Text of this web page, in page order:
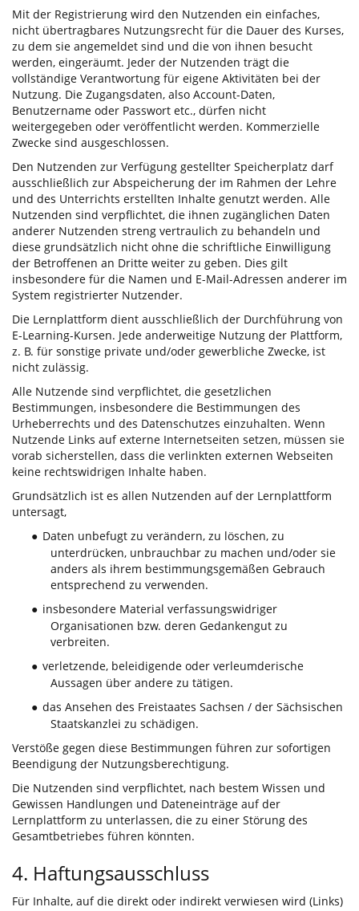
Mit der Registrierung wird den Nutzenden ein einfaches,
nicht übertragbares Nutzungsrecht für die Dauer des Kurses,
zu dem sie angemeldet sind und die von ihnen besucht
werden, eingeräumt. Jeder der Nutzenden trägt die
vollständige Verantwortung für eigene Aktivitäten bei der
Nutzung. Die Zugangsdaten, also Account-Daten,
Benutzername oder Passwort etc., dürfen nicht
weitergegeben oder veröffentlicht werden. Kommerzielle
Zwecke sind ausgeschlossen.
Den Nutzenden zur Verfügung gestellter Speicherplatz darf
ausschließlich zur Abspeicherung der im Rahmen der Lehre
und des Unterrichts erstellten Inhalte genutzt werden. Alle
Nutzenden sind verpflichtet, die ihnen zugänglichen Daten
anderer Nutzenden streng vertraulich zu behandeln und
diese grundsätzlich nicht ohne die schriftliche Einwilligung
der Betroffenen an Dritte weiter zu geben. Dies gilt
insbesondere für die Namen und E-Mail-Adressen anderer im
System registrierter Nutzender.
Die Lernplattform dient ausschließlich der Durchführung von
E-Learning-Kursen. Jede anderweitige Nutzung der Plattform,
z. B. für sonstige private und/oder gewerbliche Zwecke, ist
nicht zulässig.
Alle Nutzende sind verpflichtet, die gesetzlichen
Bestimmungen, insbesondere die Bestimmungen des
Urheberrechts und des Datenschutzes einzuhalten. Wenn
Nutzende Links auf externe Internetseiten setzen, müssen sie
vorab sicherstellen, dass die verlinkten externen Webseiten
keine rechtswidrigen Inhalte haben.
Grundsätzlich ist es allen Nutzenden auf der Lernplattform
untersagt,
● Daten unbefugt zu verändern, zu löschen, zu
unterdrücken, unbrauchbar zu machen und/oder sie
anders als ihrem bestimmungsgemäßen Gebrauch
entsprechend zu verwenden.
● insbesondere Material verfassungswidriger
Organisationen bzw. deren Gedankengut zu
verbreiten.
● verletzende, beleidigende oder verleumderische
Aussagen über andere zu tätigen.
● das Ansehen des Freistaates Sachsen / der Sächsischen
Staatskanzlei zu schädigen.
Verstöße gegen diese Bestimmungen führen zur sofortigen
Beendigung der Nutzungsberechtigung.
Die Nutzenden sind verpflichtet, nach bestem Wissen und
Gewissen Handlungen und Dateneinträge auf der
Lernplattform zu unterlassen, die zu einer Störung des
Gesamtbetriebes führen könnten.
4. Haftungsausschluss
Für Inhalte, auf die direkt oder indirekt verwiesen wird (Links)